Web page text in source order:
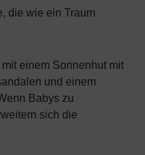
die wie ein Traum
einem Sonnenhut mit
und einem
Babys zu
sich die